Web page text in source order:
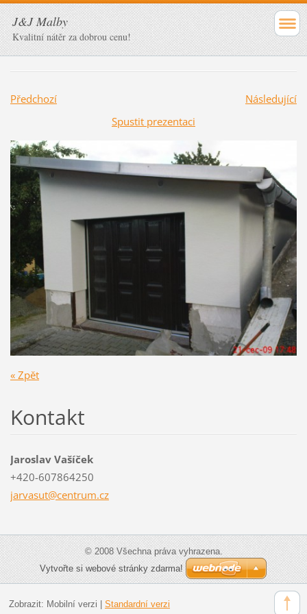
J&J Malby
Kvalitní nátěr za dobrou cenu!
Předchozí
Následující
Spustit prezentaci
« Zpět
Kontakt
Jaroslav Vašíček
+420-607864250
jarvasut@centrum.cz
© 2008 Všechna práva vyhrazena.
Vytvořte si webové stránky zdarma!
Zobrazit: Mobilní verzi Standardní verzi